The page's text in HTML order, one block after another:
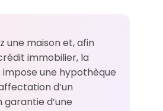
une maison et, afin
immobilier, la
impose une hypothèque
d’un
d’une